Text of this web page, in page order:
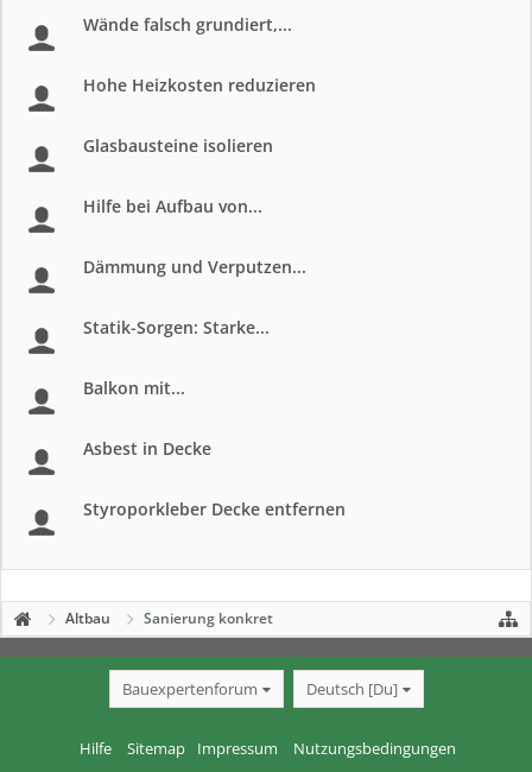
Wände falsch grundiert,...
Hohe Heizkosten reduzieren
Glasbausteine isolieren
Hilfe bei Aufbau von...
Dämmung und Verputzen...
Statik-Sorgen: Starke...
Balkon mit...
Asbest in Decke
Styroporkleber Decke entfernen
Altbau Sanierung konkret
Bauexpertenforum Deutsch [Du]
Hilfe Sitemap Impressum Nutzungsbedingungen